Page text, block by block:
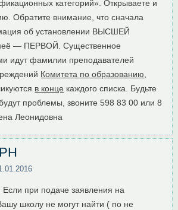
категорий». Открываете и
Обратите внимание, что сначала
об установлении ВЫСШЕЙ
неё — ПЕРВОЙ. Существенное
идут фамилии преподавателей
Комитета по образованию
в конце каждого списка. Будьте
проблемы, звоните 598 83 00 или 8
Леонидовна
при подаче заявления на
школу не могут найти ( по не